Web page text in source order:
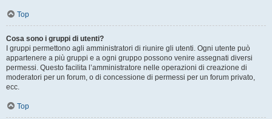
Top
Cosa sono i gruppi di utenti?
I gruppi permettono agli amministratori di riunire gli utenti. Ogni utente può
appartenere a più gruppi e a ogni gruppo possono venire assegnati diversi
permessi. Questo facilita l’amministratore nelle operazioni di creazione di
moderatori per un forum, o di concessione di permessi per un forum privato,
ecc.
Top